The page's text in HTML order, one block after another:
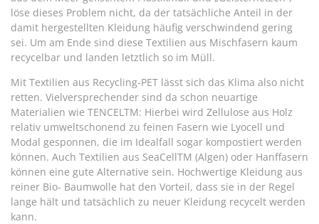
löse dieses Problem nicht, da der tatsächliche Anteil in der
damit hergestellten Kleidung häufig verschwindend gering
sei. Um am Ende sind diese Textilien aus Mischfasern kaum
recycelbar und landen letztlich so im Müll.
Mit Textilien aus Recycling-PET lässt sich das Klima also nicht
retten. Vielversprechender sind da schon neuartige
Materialien wie TENCELTM: Hierbei wird Zellulose aus Holz
relativ umweltschonend zu feinen Fasern wie Lyocell und
Modal gesponnen, die im Idealfall sogar kompostiert werden
können. Auch Textilien aus SeaCellTM (Algen) oder Hanffasern
können eine gute Alternative sein. Hochwertige Kleidung aus
reiner Bio- Baumwolle hat den Vorteil, dass sie in der Regel
lange hält und tatsächlich zu neuer Kleidung recycelt werden
kann.